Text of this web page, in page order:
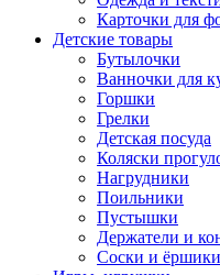
Карточки для
Детские товары
Бутылочки
Ванночки для
Горшки
Грелки
Детская посуда
Коляски
Нагрудники
Поильники
Пустышки
Держатели и
Соски и